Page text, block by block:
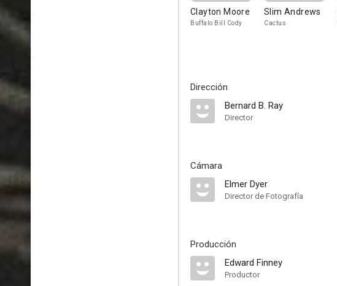
Clayton Moore
Buffalo Bill Cody
Slim Andrews
Cactus
Dirección
Bernard B. Ray
Director
Cámara
Elmer Dyer
Director de Fotografía
Producción
Edward Finney
Productor